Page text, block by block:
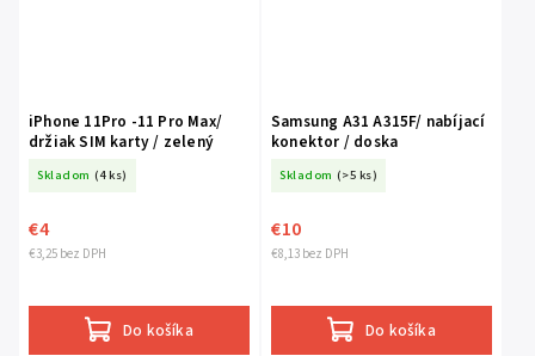
iPhone 11Pro -11 Pro Max/
držiak SIM karty / zelený
Skladom (4 ks)
€3,25 bez DPH
€4
Do košíka
Samsung A31 A315F/ nabíjací
konektor / doska
Skladom (>5 ks)
€8,13 bez DPH
€10
Do košíka